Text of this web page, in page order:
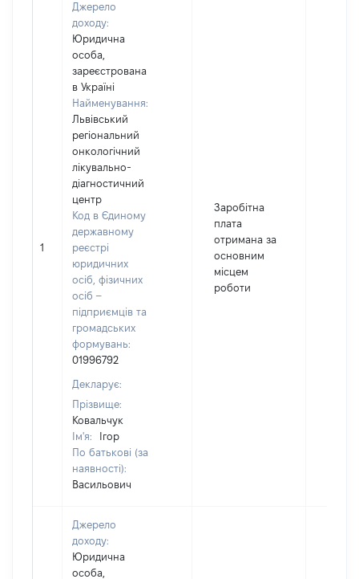
1
Джерело
доходу:
Юридична
особа,
зареєстрована
в Україні
Найменування:
Львівський
регіональний
онкологічний
лікувально-
діагностичний
центр
Код в Єдиному
державному
реєстрі
юридичних
осіб, фізичних
осіб –
підприємців та
громадських
формувань:
01996792
Декларує:
Прізвище:
Ковальчук
Ім'я:
Ігор
По батькові (за
наявності):
Васильович
Заробітна
плата
отримана за
основним
місцем
роботи
Джерело
доходу:
Юридична
особа,